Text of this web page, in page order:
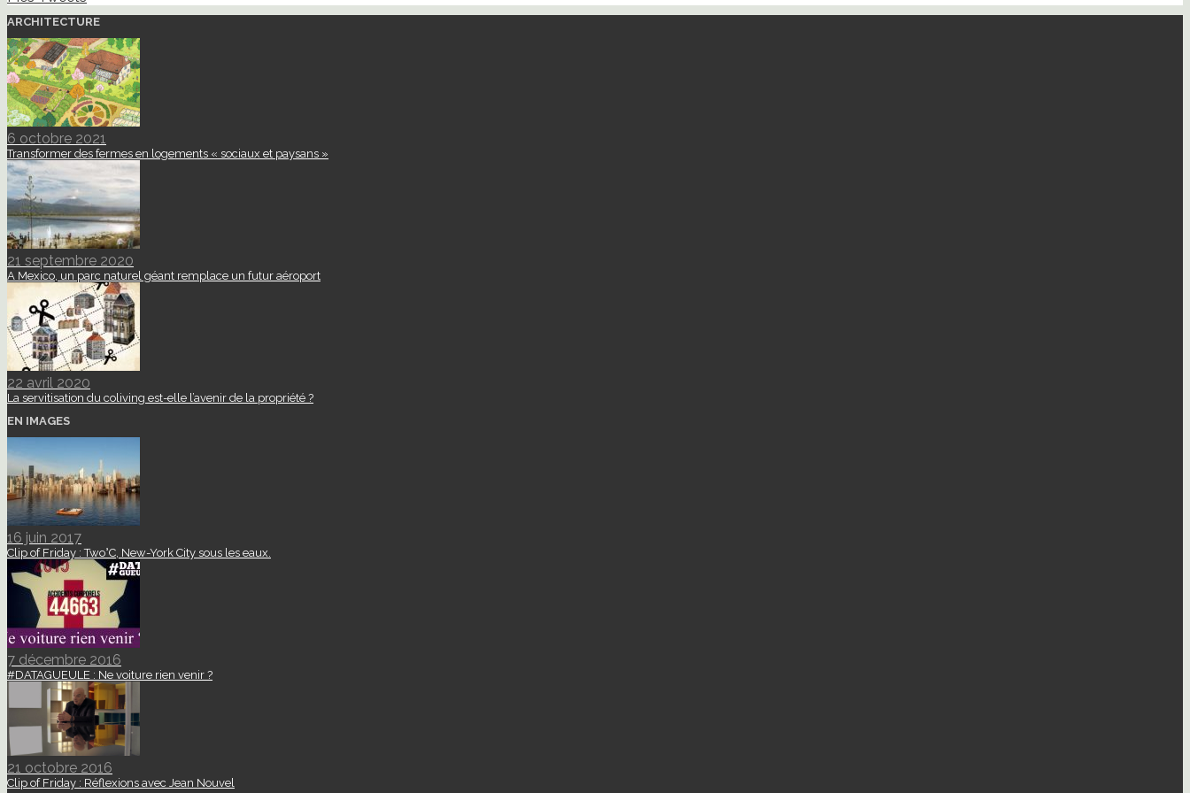
ARCHITECTURE
6 octobre 2021
Transformer des fermes en logements « sociaux et paysans »
21 septembre 2020
A Mexico, un parc naturel géant remplace un futur aéroport
22 avril 2020
La servitisation du coliving est-elle l’avenir de la propriété ?
EN IMAGES
16 juin 2017
Clip of Friday : Two°C, New-York City sous les eaux.
7 décembre 2016
#DATAGUEULE : Ne voiture rien venir ?
21 octobre 2016
Clip of Friday : Réflexions avec Jean Nouvel